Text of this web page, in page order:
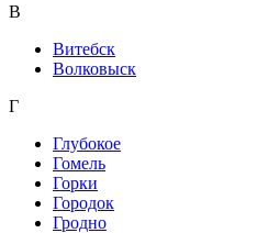
В
Витебск
Волковыск
Г
Глубокое
Гомель
Горки
Городок
Гродно